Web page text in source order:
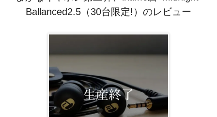
Ballanced2.5（30台限定!）のレビュー